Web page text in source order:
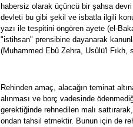
habersiz olarak üçüncü bir şahsa
devleti bu gibi şekil ve isbatla ilgili
yazı ile tespitini öngören ayete (el-
"istihsan" prensibine dayanarak
(Muhammed Ebû Zehra, Usûlü'l Fıkh,
Rehinden amaç, alacağın teminat
alınması ve borç vadesinde
gerektiğinde rehnedilen malı
ondan tahsil etmektir. Bunun için de